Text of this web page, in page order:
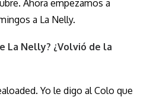
Ahora empezamos a
a La Nelly.
La Nelly? ¿Volvió de la
Yo le digo al Colo que